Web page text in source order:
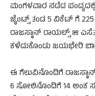
ಮಂಗಳವಾರ ನಡೆದ
ಜೈಂಟ್ಸ್‌ ತಂಡ 5 ವಿಕೆಟ್‌ ಗೆ
ರಾಜಸ್ಥಾನ್‌ ರಾಯಲ್ಸ್‌ ೫
ಕಳೆದುಕೊಂಡು ಜಯಭೇರಿ
ಈ ಗೆಲುವಿನೊಂದಿಗೆ
6 ಸೋಲಿನೊಂದಿಗೆ 14 ಅಂಕ